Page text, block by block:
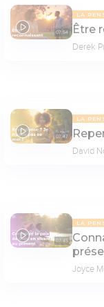
07:54
LA
Être
Derek
07:47
LA
David
07:45
LA
Joyce